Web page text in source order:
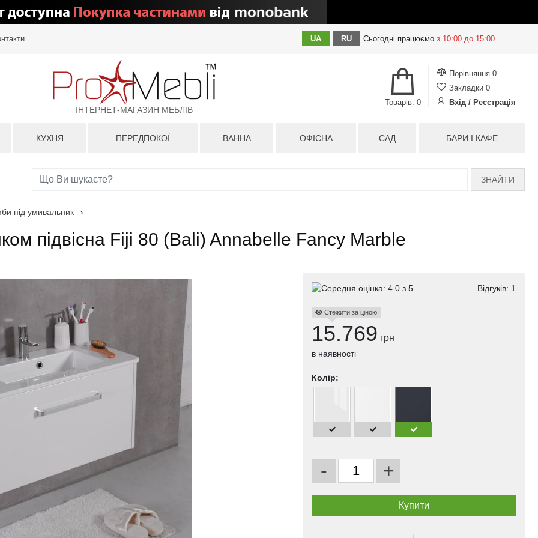
UA RU Сьогодні працюємо з 10:00 до 15:00
ІНТЕРНЕТ-МАГАЗИН МЕБЛІВ
Порівняння 0
Закладки 0
Вхід / Реєстрація
Товарів: 0
КУХНЯ ПЕРЕДПОКОЇ ВАННА ОФІСНА САД БАРИ І КАФЕ
ЗНАЙТИ
під умивальник ›
підвісна Fiji 80 (Bali) Annabelle Fancy Marble
Відгуків: 1
Стежити за ціною
15.769 грн
в наявності
Колір:
- +